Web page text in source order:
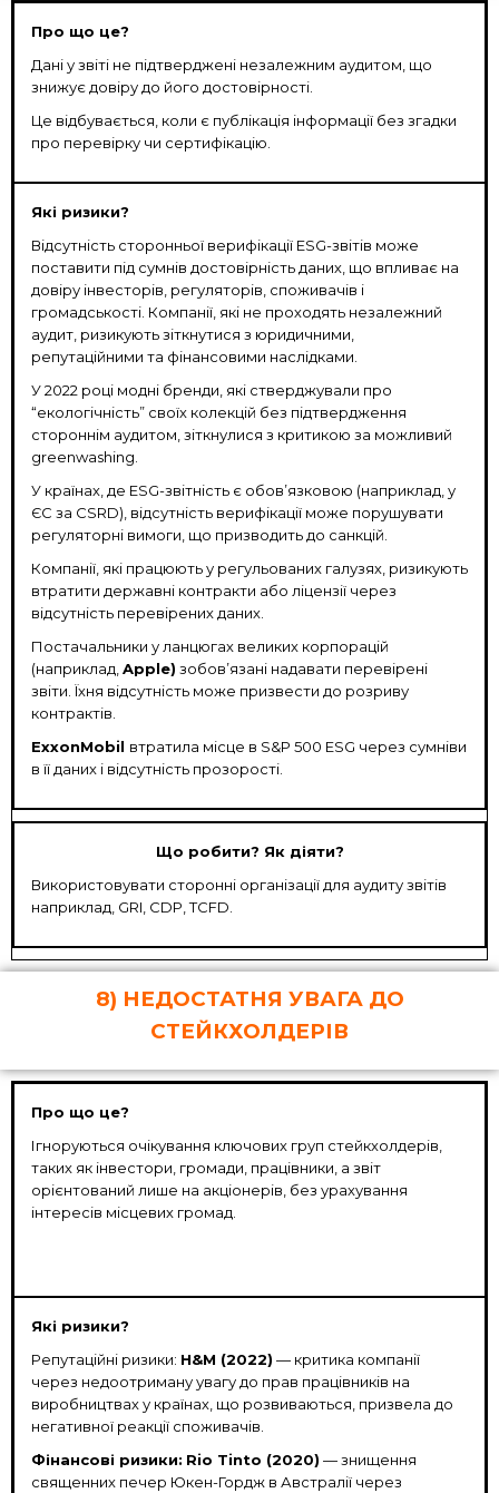
Про що це?
Дані у звіті не підтверджені незалежним аудитом, що
знижує довіру до його достовірності.
Це відбувається, коли є публікація інформації без згадки
про перевірку чи сертифікацію.
Які ризики?
Відсутність сторонньої верифікації ESG-звітів може
поставити під сумнів достовірність даних, що впливає на
довіру інвесторів, регуляторів, споживачів і
громадськості. Компанії, які не проходять незалежний
аудит, ризикують зіткнутися з юридичними,
репутаційними та фінансовими наслідками.
У 2022 році модні бренди, які стверджували про
“екологічність” своїх колекцій без підтвердження
стороннім аудитом, зіткнулися з критикою за можливий
greenwashing.
У країнах, де ESG-звітність є обов’язковою (наприклад, у
ЄС за CSRD), відсутність верифікації може порушувати
регуляторні вимоги, що призводить до санкцій.
Компанії, які працюють у регульованих галузях, ризикують
втратити державні контракти або ліцензії через
відсутність перевірених даних.
Постачальники у ланцюгах великих корпорацій
(наприклад,Apple) зобов’язані надавати перевірені
звіти. Їхня відсутність може призвести до розриву
контрактів.
ExxonMobil втратила місце в S&P 500 ESG через сумніви
в її даних і відсутність прозорості.
Що робити? Як діяти?
Використовувати сторонні організації для аудиту звітів
наприклад, GRI, CDP, TCFD.
8) НЕДОСТАТНЯ УВАГА ДО
СТЕЙКХОЛДЕРІВ
Про що це?
Ігноруються очікування ключових груп стейкхолдерів,
таких як інвестори, громади, працівники, а звіт
орієнтований лише на акціонерів, без урахування
інтересів місцевих громад.
Які ризики?
Репутаційні ризики: H&M (2022) — критика компанії
через недоотриману увагу до прав працівників на
виробництвах у країнах, що розвиваються, призвела до
негативної реакції споживачів.
Фінансові ризики: Rio Tinto (2020) — знищення
священних печер Юкен-Гордж в Австралії через